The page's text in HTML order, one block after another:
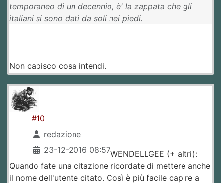
temporaneo di un decennio, è' la zappata che gli
italiani si sono dati da soli nei piedi.
Non capisco cosa intendi.
#10
redazione
23-12-2016 08:57WENDELLGEE (+ altri):
Quando fate una citazione ricordate di mettere anche
il nome dell'utente citato. Così è più facile capire a